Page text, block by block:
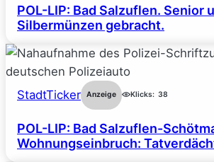
POL-LIP: Bad Salzuflen. Senior
Silbermünzen gebracht.
StadtTicker Anzeige Klicks: 38
POL-LIP: Bad Salzuflen-
Wohnungseinbruch: